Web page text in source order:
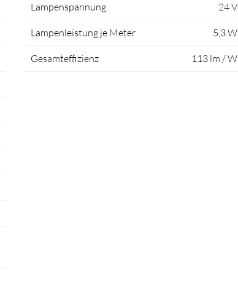
Lampenspannung 24 V
Lampenleistung je Meter 5,3 W
Gesamteffizienz 113 lm / W